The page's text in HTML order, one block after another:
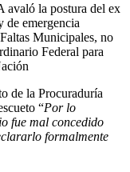
avaló la postura del ex
de emergencia
Municipales, no
Federal para
de la Procuraduría
“Por lo
fue mal concedido
formalmente